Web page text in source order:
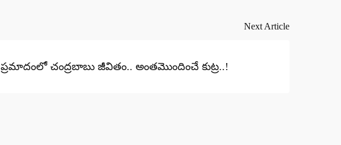
Next Article
ప్రమాదంలో చంద్రబాబు జీవితం.. అంతమొందించే కుట్ర..!